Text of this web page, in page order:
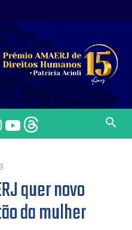
search
quer novo
da mulher